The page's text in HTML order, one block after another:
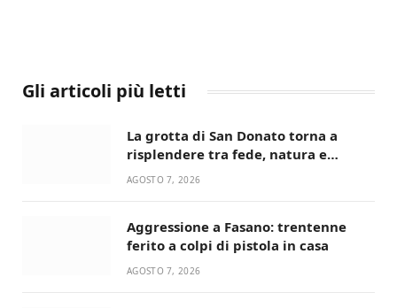
Gli articoli più letti
La grotta di San Donato torna a
risplendere tra fede, natura e
devozione
AGOSTO 7, 2026
Aggressione a Fasano: trentenne
ferito a colpi di pistola in casa
AGOSTO 7, 2026